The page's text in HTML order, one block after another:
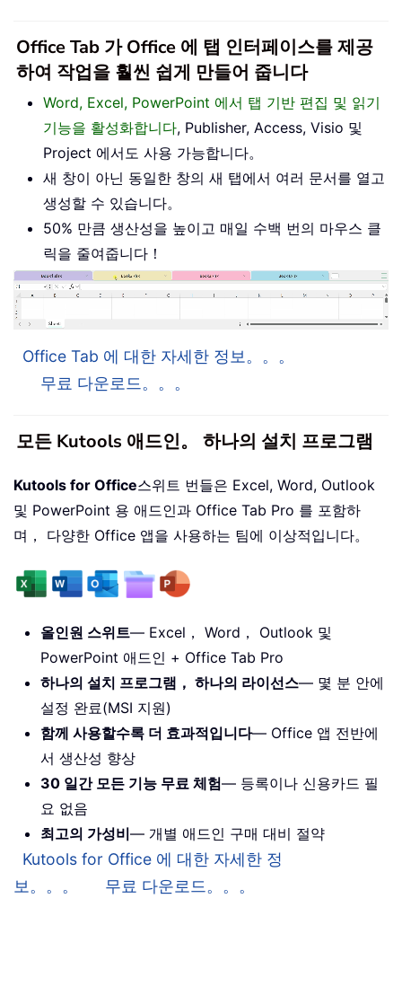
Office Tab 가 Office 에 탭 인터페이스를 제공
하여 작업을 훨씬 쉽게 만들어 줍니다
Word, Excel, PowerPoint 에서 탭 기반 편집 및 읽기
기능을 활성화합니다, Publisher, Access, Visio 및
Project 에서도 사용 가능합니다。
새 창이 아닌 동일한 창의 새 탭에서 여러 문서를 열고
생성할 수 있습니다。
50% 만큼 생산성을 높이고 매일 수백 번의 마우스 클
릭을 줄여줍니다！
Office Tab 에 대한 자세한 정보。。。
무료 다운로드。。。
모든 Kutools 애드인。 하나의 설치 프로그램
Kutools for Office스위트 번들은 Excel, Word, Outlook
및 PowerPoint 용 애드인과 Office Tab Pro 를 포함하
며， 다양한 Office 앱을 사용하는 팀에 이상적입니다。
올인원 스위트— Excel， Word， Outlook 및
PowerPoint 애드인 + Office Tab Pro
하나의 설치 프로그램， 하나의 라이선스— 몇 분 안에
설정 완료(MSI 지원)
함께 사용할수록 더 효과적입니다— Office 앱 전반에
서 생산성 향상
30 일간 모든 기능 무료 체험— 등록이나 신용카드 필
요 없음
최고의 가성비— 개별 애드인 구매 대비 절약
Kutools for Office 에 대한 자세한 정
보。。。
무료 다운로드。。。